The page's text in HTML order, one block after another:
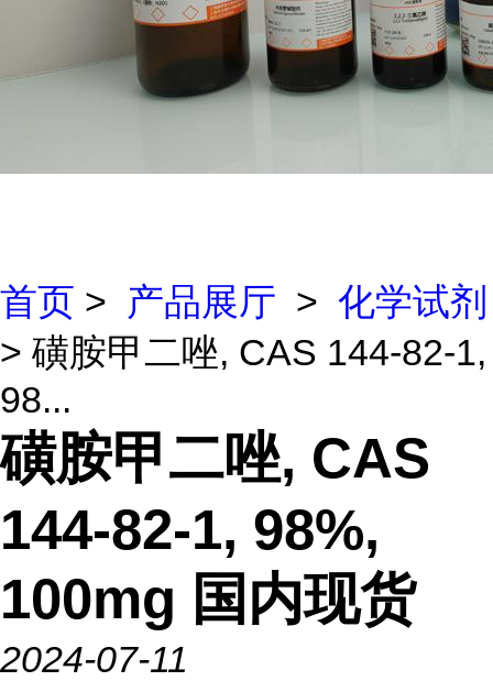
首页 > 产品展厅 > 化学试剂
> 磺胺甲二唑, CAS 144-82-1,
98...
磺胺甲二唑, CAS
144-82-1, 98%,
100mg 国内现货
2024-07-11